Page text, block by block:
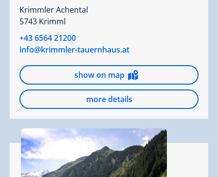
Krimmler Achental
5743 Krimml
+43 6564 21200
info@krimmler-tauernhaus.at
show on map
more details